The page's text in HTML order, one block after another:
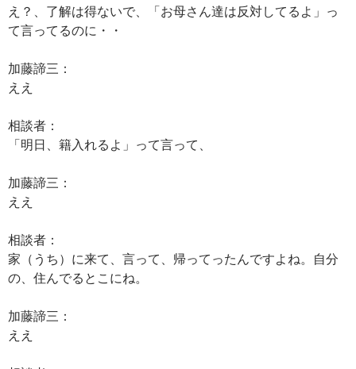
え？、了解は得ないで、「お母さん達は反対してるよ」っ
て言ってるのに・・
加藤諦三：
ええ
相談者：
「明日、籍入れるよ」って言って、
加藤諦三：
ええ
相談者：
家（うち）に来て、言って、帰ってったんですよね。自分
の、住んでるとこにね。
加藤諦三：
ええ